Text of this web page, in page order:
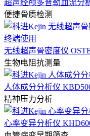
超声经颅多普勒血流分
便捷骨质检测
无线超声骨密度仪
生物电阻抗测量
人体成分分析仪
精神压力分析
心率变异分析仪